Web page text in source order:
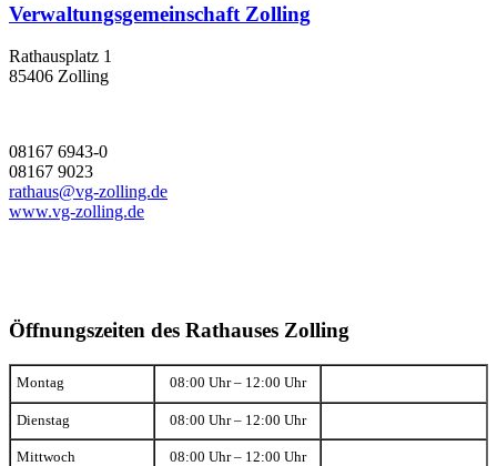
Verwaltungsgemeinschaft Zolling
Rathausplatz 1
85406 Zolling
08167 6943-0
08167 9023
rathaus@vg-zolling.de
www.vg-zolling.de
Öffnungszeiten des Rathauses Zolling
Montag 08:00 Uhr – 12:00 Uhr
Dienstag 08:00 Uhr – 12:00 Uhr
Mittwoch 08:00 Uhr – 12:00 Uhr